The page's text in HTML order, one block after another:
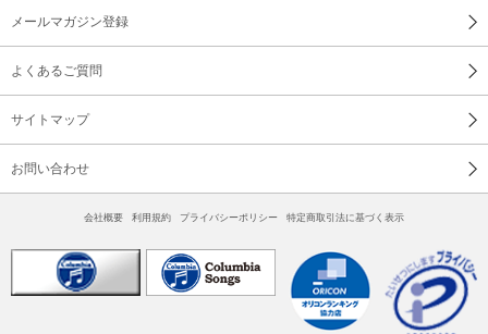
メールマガジン登録
よくあるご質問
サイトマップ
お問い合わせ
会社概要 利用規約 プライバシーポリシー 特定商取引法に基づく表示